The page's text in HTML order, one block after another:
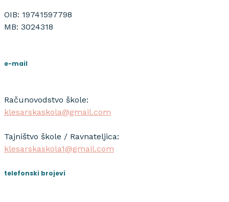
OIB: 19741597798
MB: 3024318
e-mail
Računovodstvo škole:
klesarskaskola@gmail.com
Tajništvo škole / Ravnateljica:
klesarskaskola1@gmail.com
telefonski brojevi